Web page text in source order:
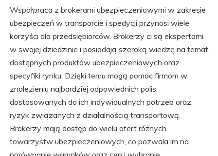
Współpraca z brokerami ubezpieczeniowymi w zakresie
ubezpieczeń w transporcie i spedycji przynosi wiele
korzyści dla przedsiębiorców. Brokerzy ci są ekspertami
w swojej dziedzinie i posiadają szeroką wiedzę na temat
dostępnych produktów ubezpieczeniowych oraz
specyfiki rynku. Dzięki temu mogą pomóc firmom w
znalezieniu najbardziej odpowiednich polis
dostosowanych do ich indywidualnych potrzeb oraz
ryzyk związanych z działalnością transportową.
Brokerzy mają dostęp do wielu ofert różnych
towarzystw ubezpieczeniowych, co pozwala im na